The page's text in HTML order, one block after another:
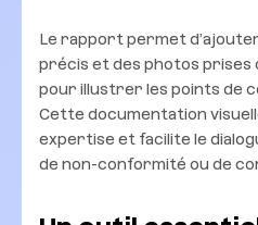
Le rapport permet
précis et des photos
pour illustrer les points de
Cette documentation
expertise et facilite le
de non-conformité ou de